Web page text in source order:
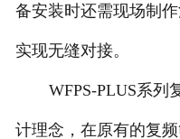
备安装时还需现场制
实现无缝对接。
WFPS-PLUS系列
计理念，在原有的复